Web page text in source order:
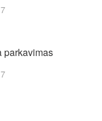
parkavimas